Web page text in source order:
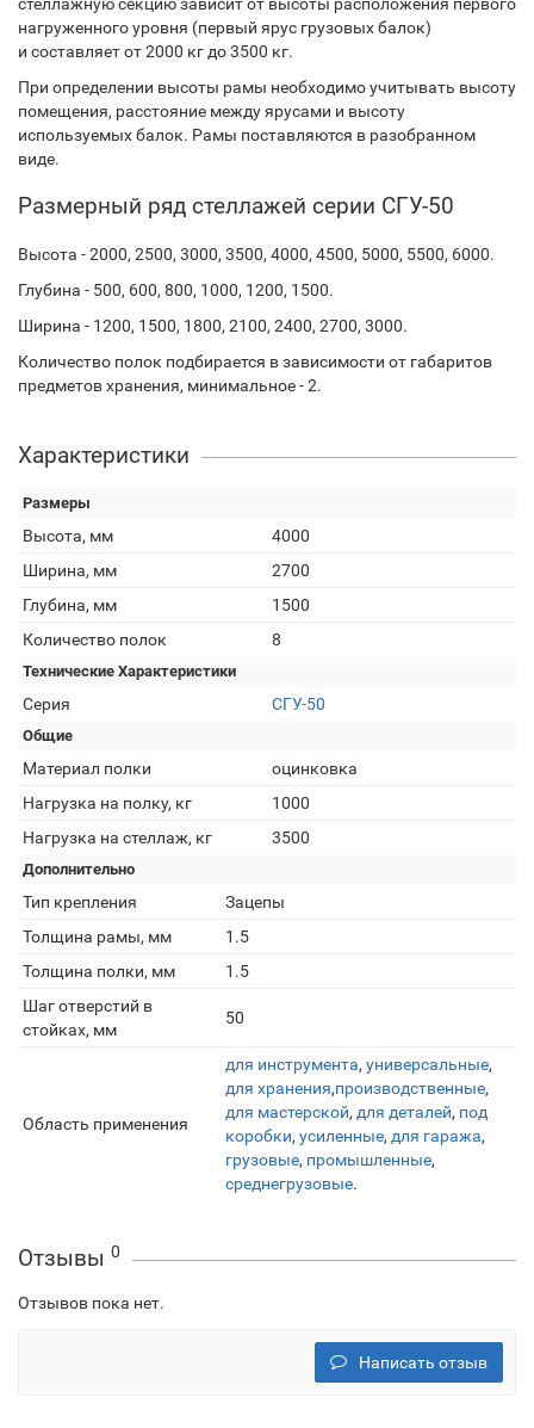
нагруженного уровня (первый ярус грузовых балок)
и составляет от 2000 кг до 3500 кг.
При определении высоты рамы необходимо учитывать высоту
помещения, расстояние между ярусами и высоту
используемых балок. Рамы поставляются в разобранном
виде.
Размерный ряд стеллажей серии СГУ-50
Высота - 2000, 2500, 3000, 3500, 4000, 4500, 5000, 5500, 6000.
Глубина - 500, 600, 800, 1000, 1200, 1500.
Ширина - 1200, 1500, 1800, 2100, 2400, 2700, 3000.
Количество полок подбирается в зависимости от габаритов
предметов хранения, минимальное - 2.
Характеристики
Размеры
Высота, мм
4000
Ширина, мм
2700
Глубина, мм
1500
Количество полок
8
Технические Характеристики
Серия СГУ-50
Общие
Материал полки
оцинковка
Нагрузка на полку, кг
1000
Нагрузка на стеллаж, кг
3500
Дополнительно
Тип крепления
Зацепы
Толщина рамы, мм
1.5
Толщина полки, мм
1.5
Шаг отверстий в
стойках, мм
50
Область применения
для инструмента, универсальные,
для хранения,производственные,
для мастерской, для деталей, под
коробки, усиленные, для гаража,
грузовые, промышленные,
среднегрузовые.
Отзывы 0
Отзывов пока нет.
Написать отзыв